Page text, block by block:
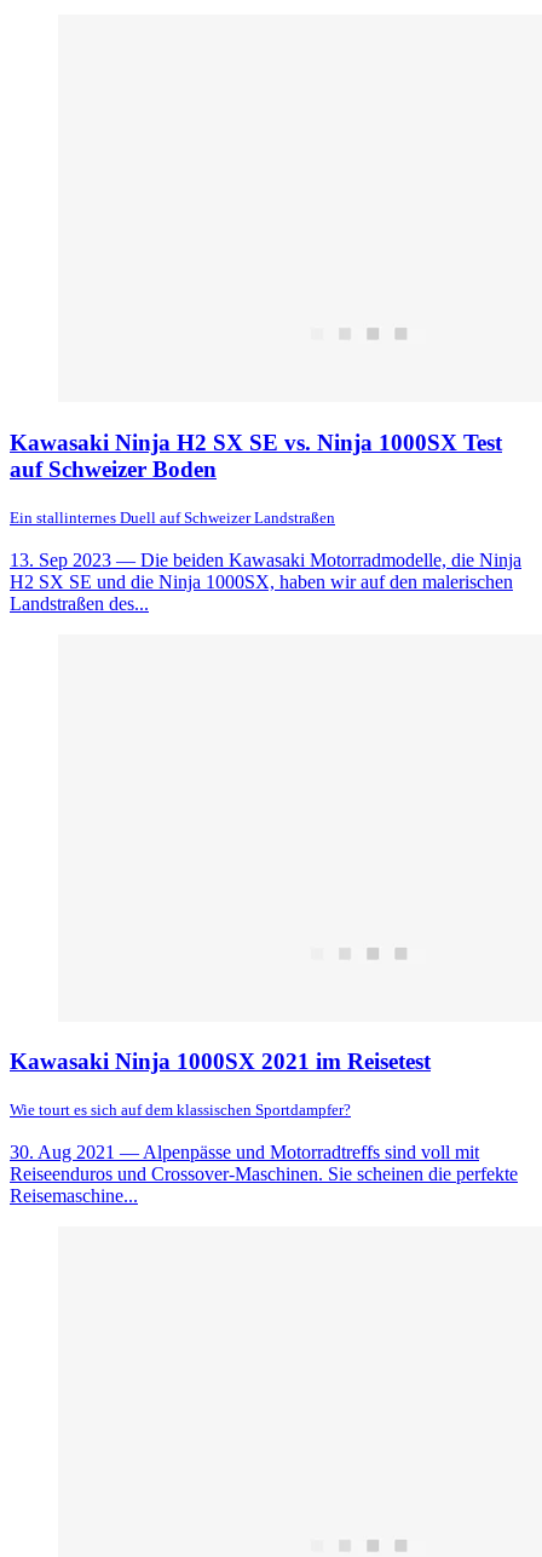
Kawasaki Ninja H2 SX SE vs. Ninja 1000SX Test
auf Schweizer Boden
Ein stallinternes Duell auf Schweizer Landstraßen
13. Sep 2023 — Die beiden Kawasaki Motorradmodelle, die Ninja
H2 SX SE und die Ninja 1000SX, haben wir auf den malerischen
Landstraßen des...
Kawasaki Ninja 1000SX 2021 im Reisetest
Wie tourt es sich auf dem klassischen Sportdampfer?
30. Aug 2021 — Alpenpässe und Motorradtreffs sind voll mit
Reiseenduros und Crossover-Maschinen. Sie scheinen die perfekte
Reisemaschine...